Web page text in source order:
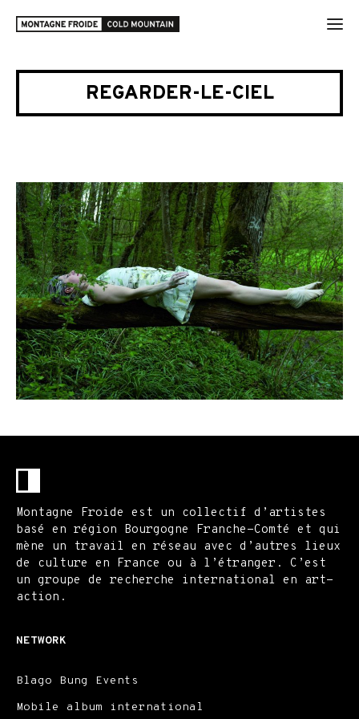
REGARDER-LE-CIEL
Montagne Froide est un collectif d’artistes
basé en région Bourgogne Franche-Comté et qui
mène un travail en réseau avec d’autres lieux
de culture en France ou à l’étranger. C’est
un groupe de recherche international en art-
action.
NETWORK
Blago Bung Events
Mobile album international